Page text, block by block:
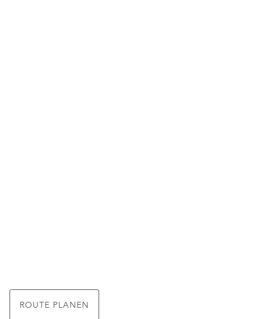
ROUTE PLANEN